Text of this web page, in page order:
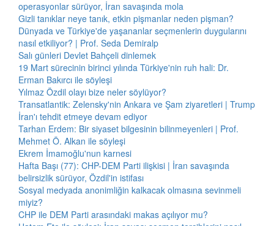
operasyonlar sürüyor, İran savaşında mola
Gizli tanıklar neye tanık, etkin pişmanlar neden pişman?
Dünyada ve Türkiye'de yaşananlar seçmenlerin duygularını
nasıl etkiliyor? | Prof. Seda Demiralp
Salı günleri Devlet Bahçeli dinlemek
19 Mart sürecinin birinci yılında Türkiye'nin ruh hali: Dr.
Erman Bakırcı ile söyleşi
Yılmaz Özdil olayı bize neler söylüyor?
Transatlantik: Zelensky'nin Ankara ve Şam ziyaretleri | Trump
İran'ı tehdit etmeye devam ediyor
Tarhan Erdem: Bir siyaset bilgesinin bilinmeyenleri | Prof.
Mehmet Ö. Alkan ile söyleşi
Ekrem İmamoğlu'nun karnesi
Hafta Başı (77): CHP-DEM Parti ilişkisi | İran savaşında
belirsizlik sürüyor, Özdil'in istifası
Sosyal medyada anonimliğin kalkacak olmasına sevinmeli
miyiz?
CHP ile DEM Parti arasındaki makas açılıyor mu?